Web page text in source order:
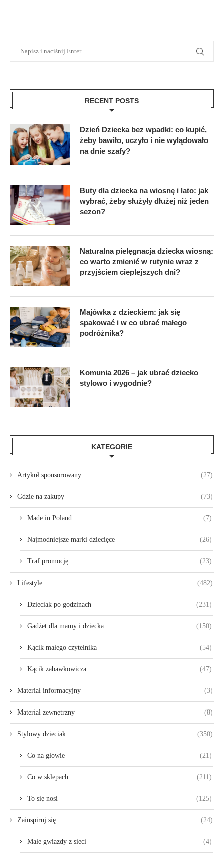
RECENT POSTS
Dzień Dziecka bez wpadki: co kupić,
żeby bawiło, uczyło i nie wylądowało
na dnie szafy?
Buty dla dziecka na wiosnę i lato: jak
wybrać, żeby służyły dłużej niż jeden
sezon?
Naturalna pielęgnacja dziecka wiosną:
co warto zmienić w rutynie wraz z
przyjściem cieplejszych dni?
Majówka z dzieckiem: jak się
spakować i w co ubrać małego
podróżnika?
Komunia 2026 – jak ubrać dziecko
stylowo i wygodnie?
KATEGORIE
Artykuł sponsorowany (27)
Gdzie na zakupy (73)
Made in Poland (7)
Najmodniejsze marki dziecięce (26)
Traf promocję (23)
Lifestyle (482)
Dzieciak po godzinach (231)
Gadżet dla mamy i dziecka (150)
Kącik małego czytelnika (54)
Kącik zabawkowicza (47)
Materiał informacyjny (3)
Materiał zewnętrzny (8)
Stylowy dzieciak (350)
Co na głowie (21)
Co w sklepach (211)
To się nosi (125)
Zainspiruj się (24)
Małe gwiazdy z sieci (4)